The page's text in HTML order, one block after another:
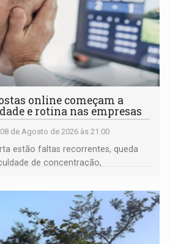
online começam a
e rotina nas empresas
08 de Agosto de 2026 às 21:00
estão faltas recorrentes, queda
de concentração,